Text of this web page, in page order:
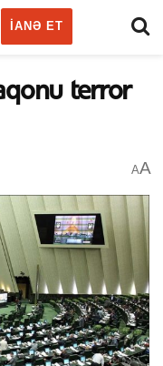
IANƏ ET
terror
AA